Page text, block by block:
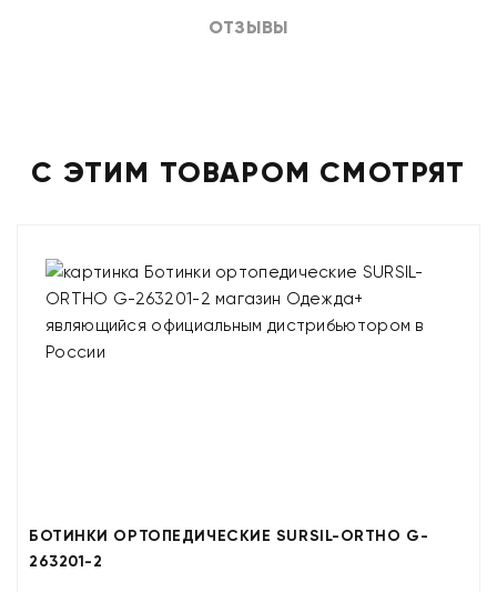
ОТЗЫВЫ
С ЭТИМ ТОВАРОМ СМОТРЯТ
БОТИНКИ ОРТОПЕДИЧЕСКИЕ SURSIL-ORTHO G-
263201-2